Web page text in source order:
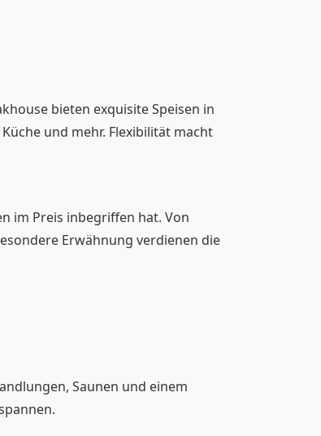
bieten exquisite Speisen in
und mehr. Flexibilität macht
im Preis inbegriffen hat. Von
Erwähnung verdienen die
Saunen und einem